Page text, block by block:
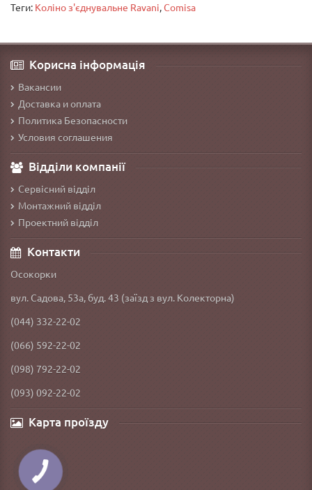
Теги: Коліно з'єднувальне Ravani,Comisa
Корисна інформація
Вакансии
Доставка и оплата
Политика Безопасности
Условия соглашения
Відділи компанії
Сервісний відділ
Монтажний відділ
Проектний відділ
Контакти
Осокорки
вул. Садова, 53а, буд. 43 (заїзд з вул. Колекторна)
(044) 332-22-02
(066) 592-22-02
(098) 792-22-02
(093) 092-22-02
Карта проїзду
КНОПКА
ЗВ'ЯЗКУ